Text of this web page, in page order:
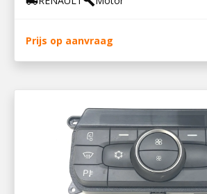
Prijs op aanvraag